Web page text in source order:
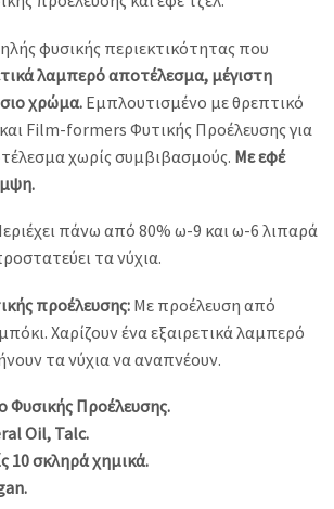
φυσικής περιεκτικότητας που
λαμπερό αποτέλεσμα, μέγιστη
χρώμα. Εμπλουτισμένο με θρεπτικό
Film-formers Φυτικής Προέλευσης για
χωρίς συμβιβασμούς. Με εφέ
πάνω από 80% ω-9 και ω-6 λιπαρά
τα νύχια.
προέλευσης: Με προέλευση από
Χαρίζουν ένα εξαιρετικά λαμπερό
τα νύχια να αναπνέουν.
Φυσικής Προέλευσης.
Oil, Talc.
10 σκληρά χημικά.